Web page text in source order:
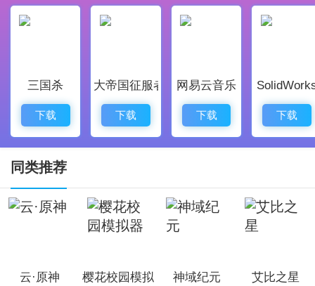
角色移动，适合各类玩家。
戏中都能感受到身临境的冒险。
多元的挑战与活动，玩家可以单人进行探险，还可以组
队挑战强敌，享受合作的乐趣。
丰富的搜索功能，游戏内包含了大量的任务和奖励，帮
实时更新的
攻略与活动，游戏团队定期发布新内容，让
玩家始终保持新鲜感。
略，扫清一切障碍。
三国杀
下载
大帝国征服者
下载
网易云音乐
下载 下载
同类推荐
云·原神
樱花校园模拟
神域纪元 艾比之星